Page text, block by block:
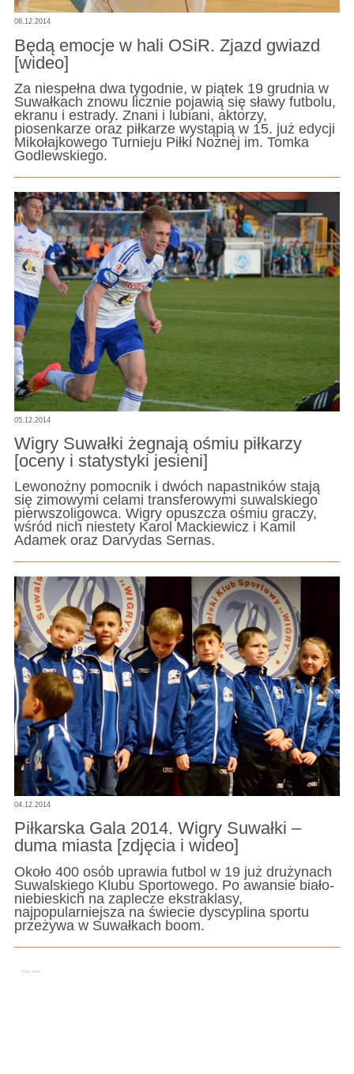
08.12.2014
Będą emocje w hali OSiR. Zjazd gwiazd
[wideo]
Za niespełna dwa tygodnie, w piątek 19 grudnia w
Suwałkach znowu licznie pojawią się sławy futbolu,
ekranu i estrady. Znani i lubiani, aktorzy,
piosenkarze oraz piłkarze wystąpią w 15. już edycji
Mikołajkowego Turnieju Piłki Nożnej im. Tomka
Godlewskiego.
05.12.2014
Wigry Suwałki żegnają ośmiu piłkarzy
[oceny i statystyki jesieni]
Lewonożny pomocnik i dwóch napastników stają
się zimowymi celami transferowymi suwalskiego
pierwszoligowca. Wigry opuszcza ośmiu graczy,
wśród nich niestety Karol Mackiewicz i Kamil
Adamek oraz Darvydas Sernas.
04.12.2014
Piłkarska Gala 2014. Wigry Suwałki –
duma miasta [zdjęcia i wideo]
Około 400 osób uprawia futbol w 19 już drużynach
Suwalskiego Klubu Sportowego. Po awansie biało-
niebieskich na zaplecze ekstraklasy,
najpopularniejsza na świecie dyscyplina sportu
przeżywa w Suwałkach boom.